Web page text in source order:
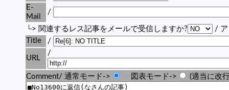
E-
Mail
/
└> 関連するレス記事をメールで受信しますか?
/ ア
Title
/
URL
/
Comment/ 通常モード-> 図表モード-> (適当に改